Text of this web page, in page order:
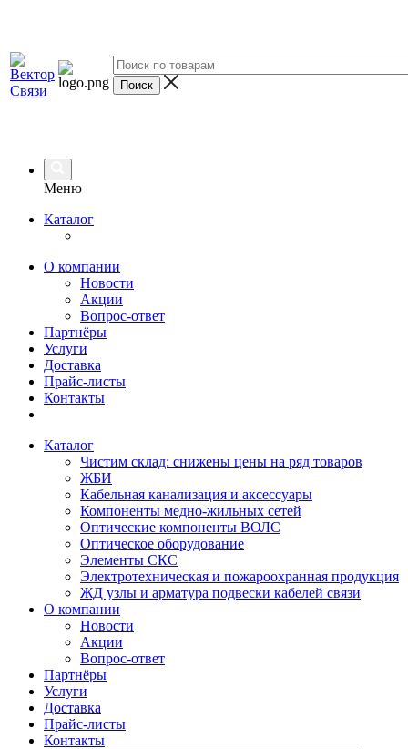
Меню
Каталог
О компании
Новости
Акции
Вопрос-ответ
Партнёры
Услуги
Доставка
Прайс-листы
Контакты
Каталог
Чистим склад: снижены цены на ряд товаров
ЖБИ
Кабельная канализация и аксессуары
Компоненты медно-жильных сетей
Оптические компоненты ВОЛС
Оптическое оборудование
Элементы СКС
Электротехническая и пожароохранная продукция
ЖД узлы и арматура подвески кабелей связи
О компании
Новости
Акции
Вопрос-ответ
Партнёры
Услуги
Доставка
Прайс-листы
Контакты